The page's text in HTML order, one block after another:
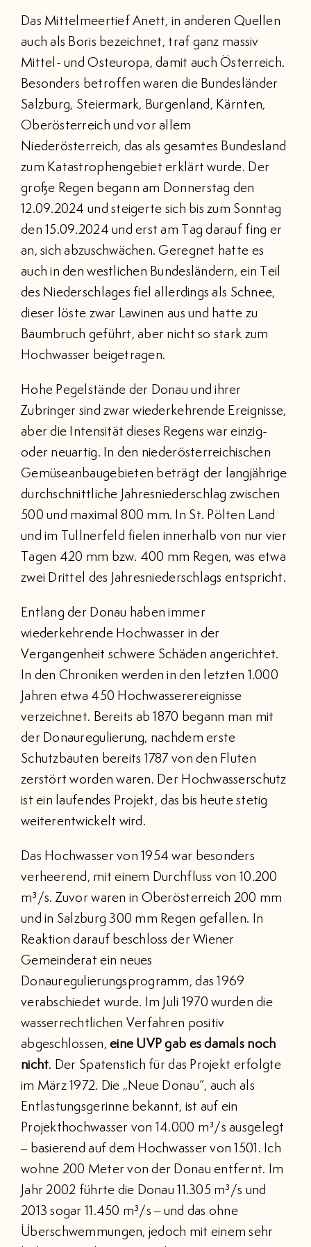
BRANCHENVERZEICHNIS
EVENTS
KONTAKT
MITGLIEDERBEREICH
Suche
nach:
Das Mittelmeertief Anett, in anderen Quellen
auch als Boris bezeichnet, traf ganz massiv
Mittel- und Osteuropa, damit auch Österreich.
Besonders betroffen waren die Bundesländer
Salzburg, Steiermark, Burgenland, Kärnten,
Oberösterreich und vor allem
Niederösterreich, das als gesamtes Bundesland
zum Katastrophengebiet erklärt wurde. Der
große Regen begann am Donnerstag den
12.09.2024 und steigerte sich bis zum Sonntag
den 15.09.2024 und erst am Tag darauf fing er
an, sich abzuschwächen. Geregnet hatte es
auch in den westlichen Bundesländern, ein Teil
des Niederschlages fiel allerdings als Schnee,
dieser löste zwar Lawinen aus und hatte zu
Baumbruch geführt, aber nicht so stark zum
Hochwasser beigetragen.
Hohe Pegelstände der Donau und ihrer
Zubringer sind zwar wiederkehrende Ereignisse,
aber die Intensität dieses Regens war einzig-
oder neuartig. In den niederösterreichischen
Gemüseanbaugebieten beträgt der langjährige
durchschnittliche Jahresniederschlag zwischen
500 und maximal 800 mm. In St. Pölten Land
und im Tullnerfeld fielen innerhalb von nur vier
Tagen 420 mm bzw. 400 mm Regen, was etwa
zwei Drittel des Jahresniederschlags entspricht.
Entlang der Donau haben immer
wiederkehrende Hochwasser in der
Vergangenheit schwere Schäden angerichtet.
In den Chroniken werden in den letzten 1.000
Jahren etwa 450 Hochwasserereignisse
verzeichnet. Bereits ab 1870 begann man mit
der Donauregulierung, nachdem erste
Schutzbauten bereits 1787 von den Fluten
zerstört worden waren. Der Hochwasserschutz
ist ein laufendes Projekt, das bis heute stetig
weiterentwickelt wird.
Das Hochwasser von 1954 war besonders
verheerend, mit einem Durchfluss von 10.200
m³/s. Zuvor waren in Oberösterreich 200 mm
und in Salzburg 300 mm Regen gefallen. In
Reaktion darauf beschloss der Wiener
Gemeinderat ein neues
Donauregulierungsprogramm, das 1969
verabschiedet wurde. Im Juli 1970 wurden die
wasserrechtlichen Verfahren positiv
abgeschlossen,eine UVP gab es damals noch
nicht. Der Spatenstich für das Projekt erfolgte
im März 1972. Die „Neue Donau“, auch als
Entlastungsgerinne bekannt, ist auf ein
Projekthochwasser von 14.000 m³/s ausgelegt
– basierend auf dem Hochwasser von 1501. Ich
wohne 200 Meter von der Donau entfernt. Im
Jahr 2002 führte die Donau 11.305 m³/s und
2013 sogar 11.450 m³/s – und das ohne
Überschwemmungen, jedoch mit einem sehr